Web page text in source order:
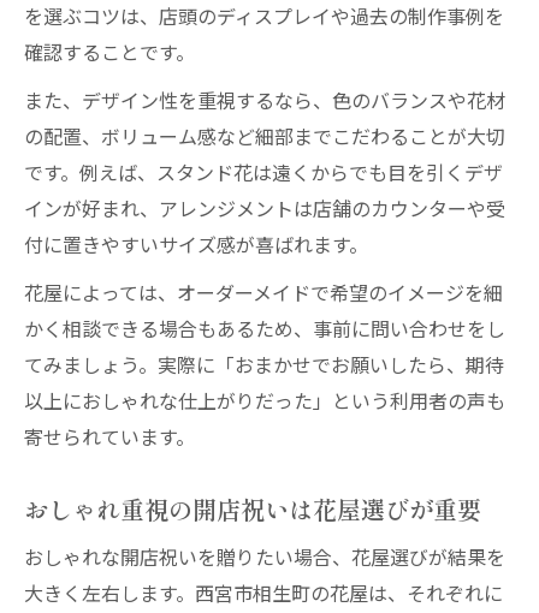
を選ぶコツは、店頭のディスプレイや過去の制作事例を
確認することです。
また、デザイン性を重視するなら、色のバランスや花材
の配置、ボリューム感など細部までこだわることが大切
です。例えば、スタンド花は遠くからでも目を引くデザ
インが好まれ、アレンジメントは店舗のカウンターや受
付に置きやすいサイズ感が喜ばれます。
花屋によっては、オーダーメイドで希望のイメージを細
かく相談できる場合もあるため、事前に問い合わせをし
てみましょう。実際に「おまかせでお願いしたら、期待
以上におしゃれな仕上がりだった」という利用者の声も
寄せられています。
おしゃれ重視の開店祝いは花屋選びが重要
おしゃれな開店祝いを贈りたい場合、花屋選びが結果を
大きく左右します。西宮市相生町の花屋は、それぞれに